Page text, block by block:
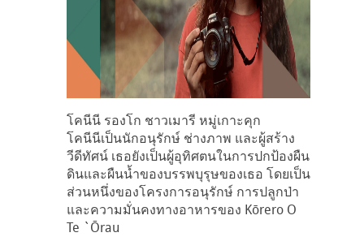
โคนีนี รองโก ชาวเมารี หมู่เกาะคุก
โคนีนีเป็นนักอนุรักษ์ ช่างภาพ และผู้สร้าง
วีดีทัศน์ เธอยังเป็นผู้อุทิศตนในการปกป้องผืน
ดินและผืนน้ำของบรรพบุรุษของเธอ โดยเป็น
ส่วนหนึ่งของโครงการอนุรักษ์ การปลูกป่า
และความมั่นคงทางอาหารของ Kōrero O
Te `Ōrau